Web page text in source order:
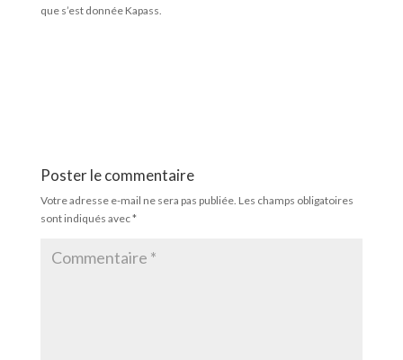
que s’est donnée Kapass.
Poster le commentaire
Votre adresse e-mail ne sera pas publiée. Les champs obligatoires
sont indiqués avec*